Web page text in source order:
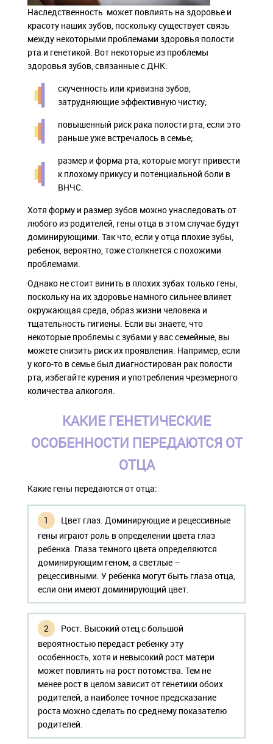
Наследственность может повлиять на здоровье и
красоту наших зубов, поскольку существует связь
между некоторыми проблемами здоровья полости
рта и генетикой. Вот некоторые из проблемы
здоровья зубов, связанные с ДНК:
скученность или кривизна зубов,
затрудняющие эффективную чистку;
повышенный риск рака полости рта, если это
раньше уже встречалось в семье;
размер и форма рта, которые могут привести
к плохому прикусу и потенциальной боли в
ВНЧС.
Хотя форму и размер зубов можно унаследовать от
любого из родителей, гены отца в этом случае будут
доминирующими. Так что, если у отца плохие зубы,
ребенок, вероятно, тоже столкнется с похожими
проблемами.
Однако не стоит винить в плохих зубах только гены,
поскольку на их здоровье намного сильнее влияет
окружающая среда, образ жизни человека и
тщательность гигиены. Если вы знаете, что
некоторые проблемы с зубами у вас семейные, вы
можете снизить риск их проявления. Например, если
у кого-то в семье был диагностирован рак полости
рта, избегайте курения и употребления чрезмерного
количества алкоголя.
КАКИЕ ГЕНЕТИЧЕСКИЕ
ОСОБЕННОСТИ ПЕРЕДАЮТСЯ ОТ
ОТЦА
Какие гены передаются от отца:
Цвет глаз. Доминирующие и рецессивные
гены играют роль в определении цвета глаз
ребенка. Глаза темного цвета определяются
доминирующим геном, а светлые –
рецессивными. У ребенка могут быть глаза отца,
если они имеют доминирующий цвет.
Рост. Высокий отец с большой
вероятностью передаст ребенку эту
особенность, хотя и невысокий рост матери
может повлиять на рост потомства. Тем не
менее рост в целом зависит от генетики обоих
родителей, а наиболее точное предсказание
роста можно сделать по среднему показателю
родителей.